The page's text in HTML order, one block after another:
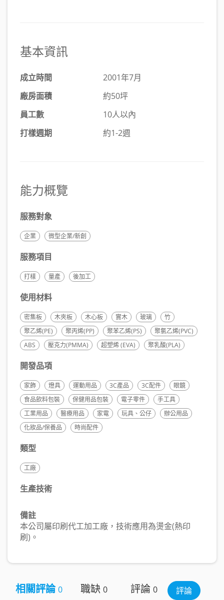
基本資訊
成立時間
2001年7月
廠房面積
約50坪
員工數
10人以內
打樣週期
約1-2週
能力概覽
服務對象
企業 微型企業/新創
服務項目
打樣 量產 後加工
使用材料
密集板 木夾板 木心板 實木 玻璃
竹
聚乙烯(PE)
聚丙烯(PP) 聚苯乙烯(PS)
聚氯乙烯(PVC)
ABS
壓克力(PMMA) 超塑烯 (EVA) 聚乳酸(PLA)
開發品項
家飾 燈具 運動用品 3C產品 3C配件
眼鏡
食品飲料包裝
保健用品包裝 電子零件
手工具
工業用品
醫療用品 家電 玩具、公仔
辦公用品
化妝品/保養品
時尚配件
類型
工廠
生產技術
備註
本公司屬印刷代工加工廠，技術應用為燙金(熱印
刷)。
相關評論0 職缺 0 評論 0 評論